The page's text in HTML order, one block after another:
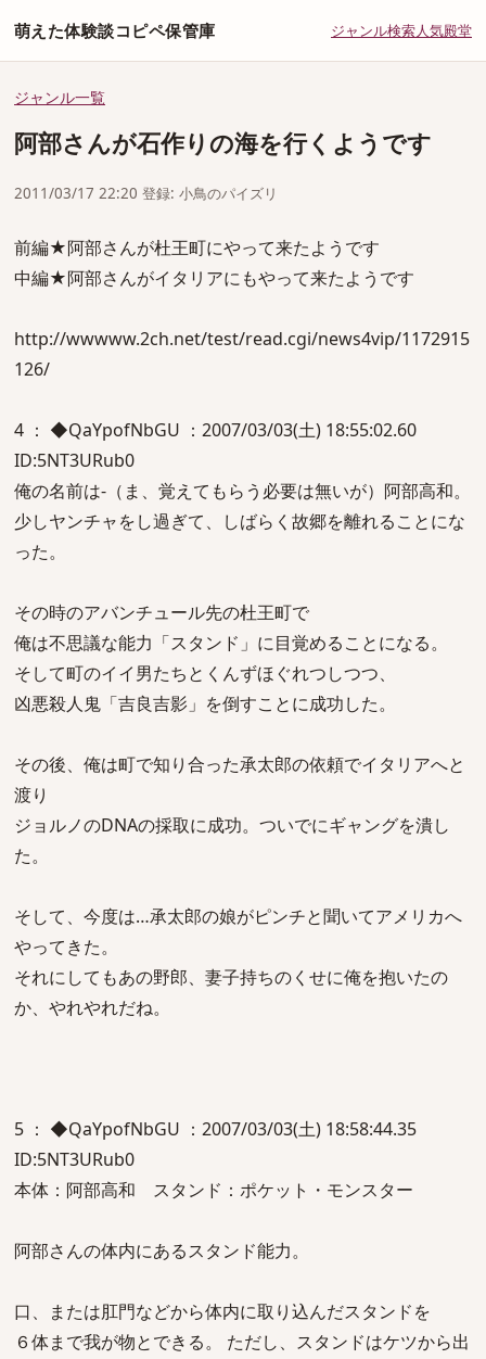
萌えた体験談コピペ保管庫 ジャンル検索人気殿堂
ジャンル一覧
阿部さんが石作りの海を行くようです
2011/03/17 22:20 登録: 小鳥のパイズリ
前編★阿部さんが杜王町にやって来たようです
中編★阿部さんがイタリアにもやって来たようです
http://wwwww.2ch.net/test/read.cgi/news4vip/1172915
126/
4 ： ◆QaYpofNbGU ：2007/03/03(土) 18:55:02.60
ID:5NT3URub0
俺の名前は-（ま、覚えてもらう必要は無いが）阿部高和。
少しヤンチャをし過ぎて、しばらく故郷を離れることにな
った。
その時のアバンチュール先の杜王町で
俺は不思議な能力「スタンド」に目覚めることになる。
そして町のイイ男たちとくんずほぐれつしつつ、
凶悪殺人鬼「吉良吉影」を倒すことに成功した。
その後、俺は町で知り合った承太郎の依頼でイタリアへと
渡り
ジョルノのDNAの採取に成功。ついでにギャングを潰し
た。
そして、今度は…承太郎の娘がピンチと聞いてアメリカへ
やってきた。
それにしてもあの野郎、妻子持ちのくせに俺を抱いたの
か、やれやれだね。
5 ： ◆QaYpofNbGU ：2007/03/03(土) 18:58:44.35
ID:5NT3URub0
本体：阿部高和 スタンド：ポケット・モンスター
阿部さんの体内にあるスタンド能力。
口、または肛門などから体内に取り込んだスタンドを
６体まで我が物とできる。 ただし、スタンドはケツから出